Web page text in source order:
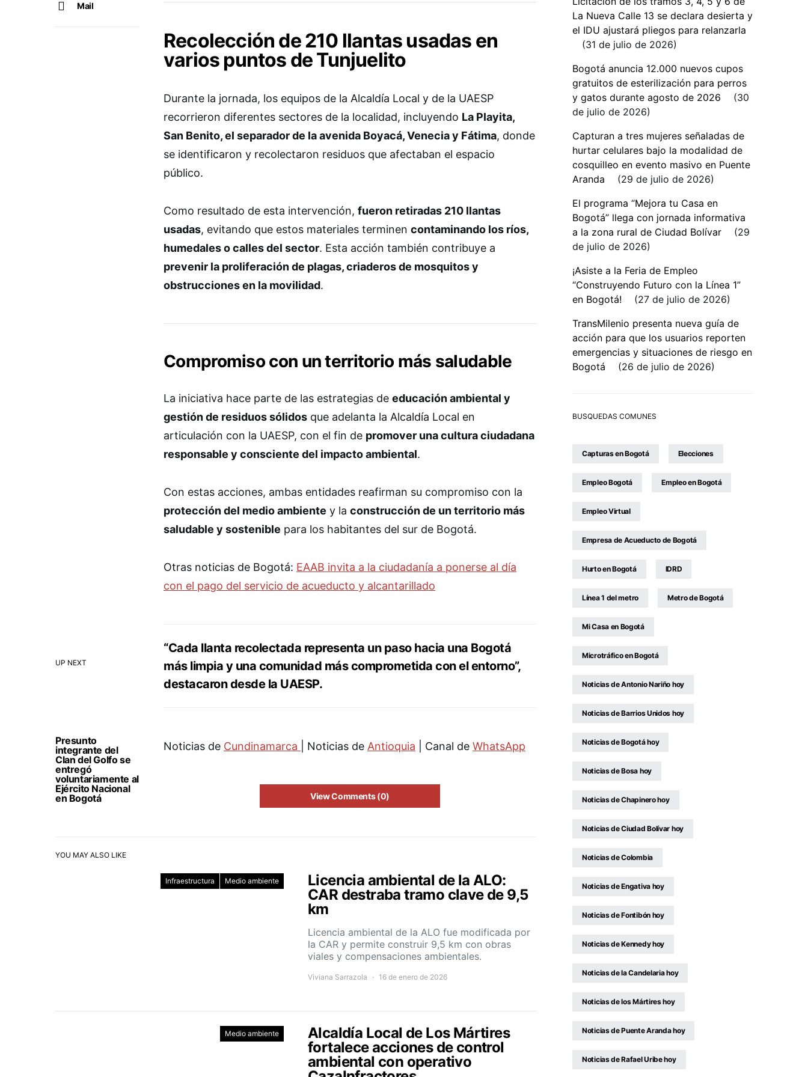
UP NEXT
Presunto
integrante del
Clan del Golfo se
entregó
voluntariamente al
Ejército Nacional
en Bogotá
Mail
Recolección de 210 llantas usadas en
varios puntos de Tunjuelito
Durante la jornada, los equipos de la Alcaldía Local y de la UAESP
recorrieron diferentes sectores de la localidad, incluyendo La Playita,
San Benito, el separador de la avenida Boyacá, Venecia y Fátima, donde
se identificaron y recolectaron residuos que afectaban el espacio
público.
Como resultado de esta intervención, fueron retiradas 210 llantas
usadas, evitando que estos materiales terminen contaminando los ríos,
humedales o calles del sector. Esta acción también contribuye a
prevenir la proliferación de plagas, criaderos de mosquitos y
obstrucciones en la movilidad.
Compromiso con un territorio más saludable
La iniciativa hace parte de las estrategias de educación ambiental y
gestión de residuos sólidos que adelanta la Alcaldía Local en
articulación con la UAESP, con el fin de promover una cultura ciudadana
responsable y consciente del impacto ambiental.
Con estas acciones, ambas entidades reafirman su compromiso con la
protección del medio ambiente y la construcción de un territorio más
saludable y sostenible para los habitantes del sur de Bogotá.
Otras noticias de Bogotá: EAAB invita a la ciudadanía a ponerse al día
con el pago del servicio de acueducto y alcantarillado
“Cada llanta recolectada representa un paso hacia una Bogotá
más limpia y una comunidad más comprometida con el entorno”,
destacaron desde la UAESP.
Noticias de Cundinamarca | Noticias de Antioquia | Canal de WhatsApp
View Comments (0)
YOU MAY ALSO LIKE
Infraestructura Medio ambiente
Licencia ambiental de la ALO:
CAR destraba tramo clave de 9,5
km
Licencia ambiental de la ALO fue modificada por
la CAR y permite construir 9,5 km con obras
viales y compensaciones ambientales.
Viviana Sarrazola 16 de enero de 2026
Medio ambiente
Alcaldía Local de Los Mártires
fortalece acciones de control
ambiental con operativo
La Nueva Calle 13 se declara desierta y
el IDU ajustará pliegos para relanzarla
31 de julio de 2026
Bogotá anuncia 12.000 nuevos cupos
gratuitos de esterilización para perros
y gatos durante agosto de 2026
30
de julio de 2026
Capturan a tres mujeres señaladas de
hurtar celulares bajo la modalidad de
cosquilleo en evento masivo en Puente
Aranda
29 de julio de 2026
El programa “Mejora tu Casa en
Bogotá” llega con jornada informativa
a la zona rural de Ciudad Bolívar
29
de julio de 2026
¡Asiste a la Feria de Empleo
“Construyendo Futuro con la Línea 1”
en Bogotá!
27 de julio de 2026
TransMilenio presenta nueva guía de
acción para que los usuarios reporten
emergencias y situaciones de riesgo en
Bogotá
26 de julio de 2026
BUSQUEDAS COMUNES
Capturas en Bogotá Elecciones
Empleo Bogotá Empleo en Bogotá
Empleo Virtual
Empresa de Acueducto de Bogotá
Hurto en Bogotá IDRD
Línea 1 del metro Metro de Bogotá
Mi Casa en Bogotá
Microtráfico en Bogotá
Noticias de Antonio Nariño hoy
Noticias de Barrios Unidos hoy
Noticias de Bogotá hoy
Noticias de Bosa hoy
Noticias de Chapinero hoy
Noticias de Ciudad Bolívar hoy
Noticias de Colombia
Noticias de Engativa hoy
Noticias de Fontibón hoy
Noticias de Kennedy hoy
Noticias de la Candelaria hoy
Noticias de los Mártires hoy
Noticias de Puente Aranda hoy
Noticias de Rafael Uribe hoy